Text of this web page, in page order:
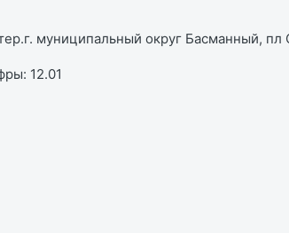
муниципальный округ Басманный, пл
12.01